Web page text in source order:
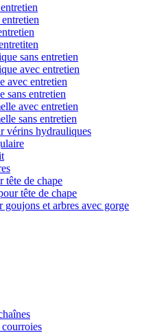
sans entretien
avec entretien
avec entretien
sans entretien
avec entretien
sans entretien
vérins hydrauliques
tête de chape
tête de chape
et arbres avec gorge